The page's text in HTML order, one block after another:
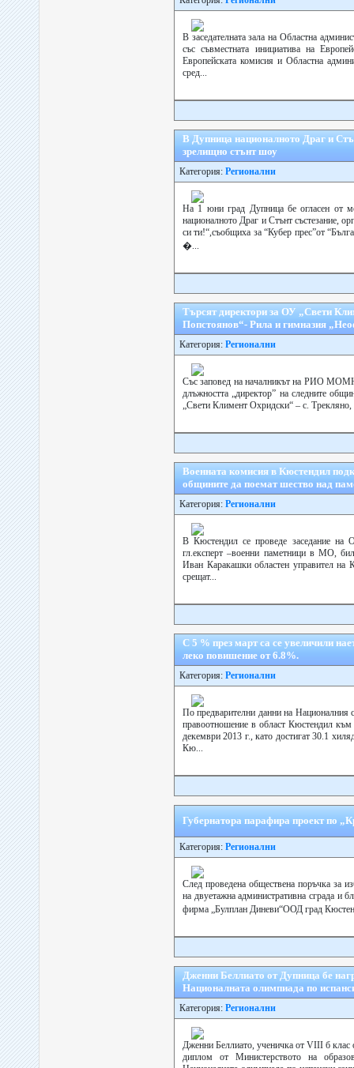
В заседателната зала на Областна
със съвместната инициатива на
Европейската комисия и Областна
сред...
В Дупница националното Драг и
зрелищно стънт шоу
Категория: Регионални
На 1 юни град Дупница бе огласен от
националното Драг и Стънт състезание,
си ти!“,съобщиха за “Кубер прес”от
�...
Търсят директори за ОУ „Свети
Попстоянов“- Рила и гимназия
Категория: Регионални
Със заповед на началникът на РИО
длъжността „директор” на следните
„Свети Климент Охридски“ – с.
Военната комисия в Кюстендил
общините да поемат шество над
Категория: Регионални
В Кюстендил се проведе заседание на
гл.експерт –военни паметници в МО,
Иван Каракашки областен управител на
срещат...
С 5 % през март са се увеличили
леко повишение от 6.8%.
Категория: Регионални
По предварителни данни на Националния
правоотношение в област Кюстендил
декември 2013 г., като достигат 30.1
Кю...
Губернатора парафира проект по
Категория: Регионални
След проведена обществена поръчка за
на двуетажна административна сграда и
фирма „Булплан Диневи“ООД град
Дженни Беллиато от Дупница бе
Националната олимпиада по
Категория: Регионални
Дженни Беллиато, ученичка от VІІІ б
диплом от Министерството на